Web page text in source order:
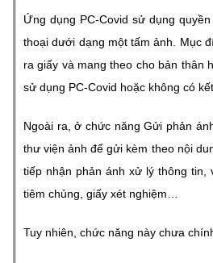
Ứng dụng PC-Covid sử dụng
thoại dưới dạng một tấm ảnh. Mục
ra giấy và mang theo cho bản thân
sử dụng PC-Covid hoặc không có
Ngoài ra, ở chức năng Gửi phản
thư viện ảnh để gửi kèm theo nội
tiếp nhận phản ánh xử lý thông
tiêm chủng, giấy xét nghiệm…
Tuy nhiên, chức năng này chưa